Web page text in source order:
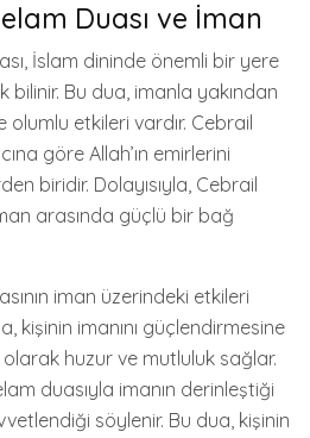
Duası ve İman
İslam dininde önemli bir yere
Bu dua, imanla yakından
olumlu etkileri vardır. Cebrail
göre Allah’ın emirlerini
biridir. Dolayısıyla, Cebrail
arasında güçlü bir bağ
iman üzerindeki etkileri
kişinin imanını güçlendirmesine
olarak huzur ve mutluluk sağlar.
duasıyla imanın derinleştiği
söylenir. Bu dua, kişinin